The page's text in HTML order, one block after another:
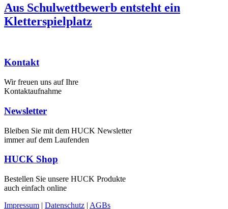
Aus Schulwettbewerb entsteht ein
Kletterspielplatz
Kontakt
Wir freuen uns auf Ihre
Kontaktaufnahme
Newsletter
Bleiben Sie mit dem HUCK Newsletter
immer auf dem Laufenden
HUCK Shop
Bestellen Sie unsere HUCK Produkte
auch einfach online
Impressum | Datenschutz | AGBs